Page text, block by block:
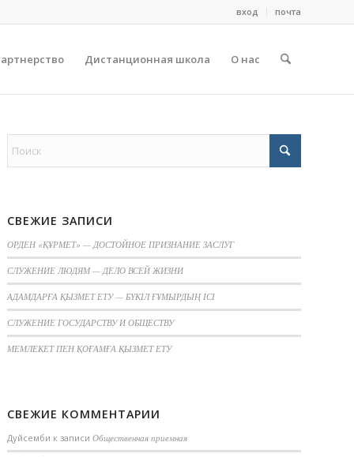
вход почта
Дистанционная школа О нас
СВЕЖИЕ ЗАПИСИ
ОРДЕН «ҚҰРМЕТ» — ДОСТОЙНОЕ ПРИЗНАНИЕ ЗАСЛУГ
СЛУЖЕНИЕ ЛЮДЯМ — ДЕЛО ВСЕЙ ЖИЗНИ
АДАМДАРҒА ҚЫЗМЕТ ЕТУ — БҮКІЛ ҒҰМЫРДЫҢ ІСІ
СЛУЖЕНИЕ ГОСУДАРСТВУ И ОБЩЕСТВУ
МЕМЛЕКЕТ ПЕН ҚОҒАМҒА ҚЫЗМЕТ ЕТУ
СВЕЖИЕ КОММЕНТАРИИ
Дуйсемби к записи Общественная приемная